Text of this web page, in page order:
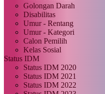
Golongan Darah
Disabilitas
Umur - Rentang
Umur - Kategori
Calon Pemilih
Kelas Sosial
Status IDM
Status IDM 2020
Status IDM 2021
Status IDM 2022